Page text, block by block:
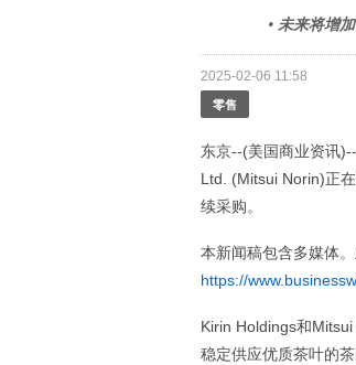
• 未来将增
2025-02-06 11:58
零售
东京--(美国商业资讯
Ltd. (Mitsui Norin)正
续采购。
本新闻稿包含多媒体
https://
Kirin Holdings和
稳定供应优质茶叶的